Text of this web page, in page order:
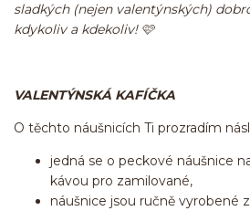
sladkých (nejen valentýnských)
kdykoliv a kdekoliv! 🩷
VALENTÝNSKÁ KAFÍČKA
O těchto náušnicích Ti prozradím
jedná se o peckové náušnice
kávou pro zamilované,
náušnice jsou ručně vyrobené